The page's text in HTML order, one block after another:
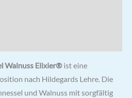
Walnuss Elixier® ist eine
nach Hildegards Lehre. Die
und Walnuss mit sorgfältig